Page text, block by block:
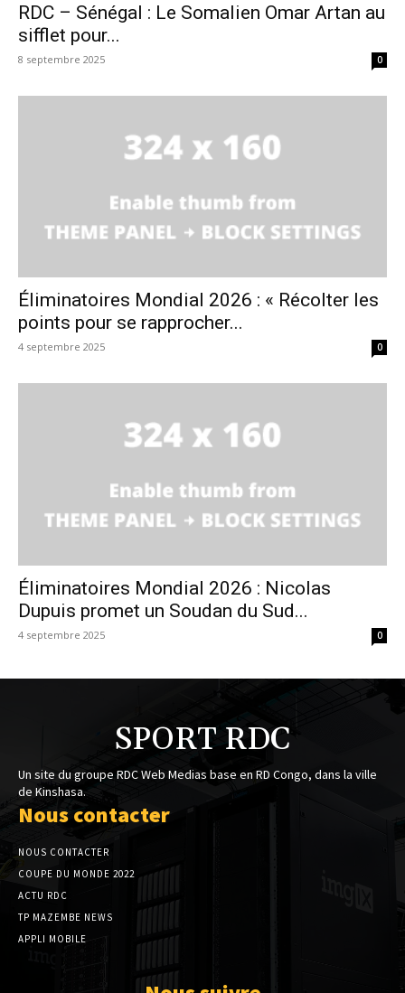
RDC – Sénégal : Le Somalien Omar Artan au
sifflet pour...
8 septembre 2025 0
Éliminatoires Mondial 2026 : « Récolter les
points pour se rapprocher...
4 septembre 2025 0
Éliminatoires Mondial 2026 : Nicolas
Dupuis promet un Soudan du Sud...
4 septembre 2025 0
SPORT RDC
Un site du groupe RDC Web Medias base en RD Congo, dans la ville
de Kinshasa.
Nous contacter
NOUS CONTACTER
COUPE DU MONDE 2022
ACTU RDC
TP MAZEMBE NEWS
APPLI MOBILE